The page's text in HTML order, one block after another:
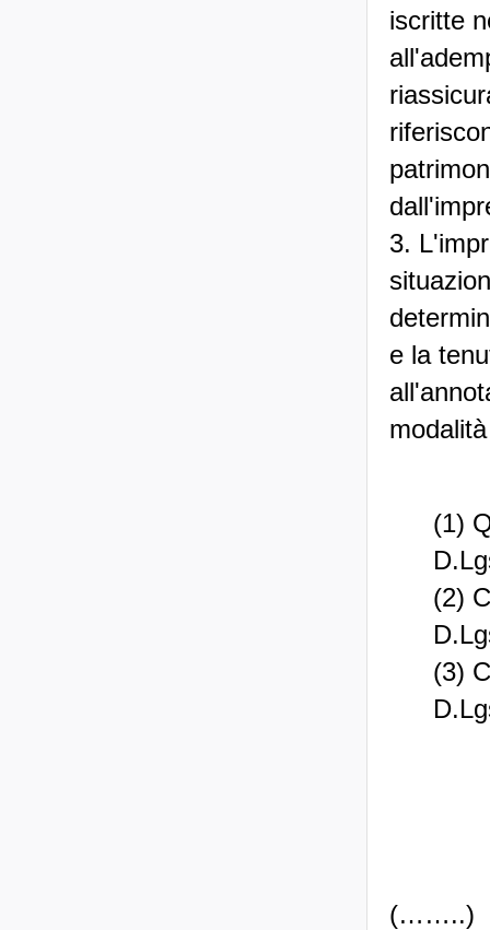
iscritte
3.
e la
(1)
(2)
(3)
(……..)